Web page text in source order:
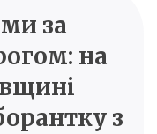
за
на
з